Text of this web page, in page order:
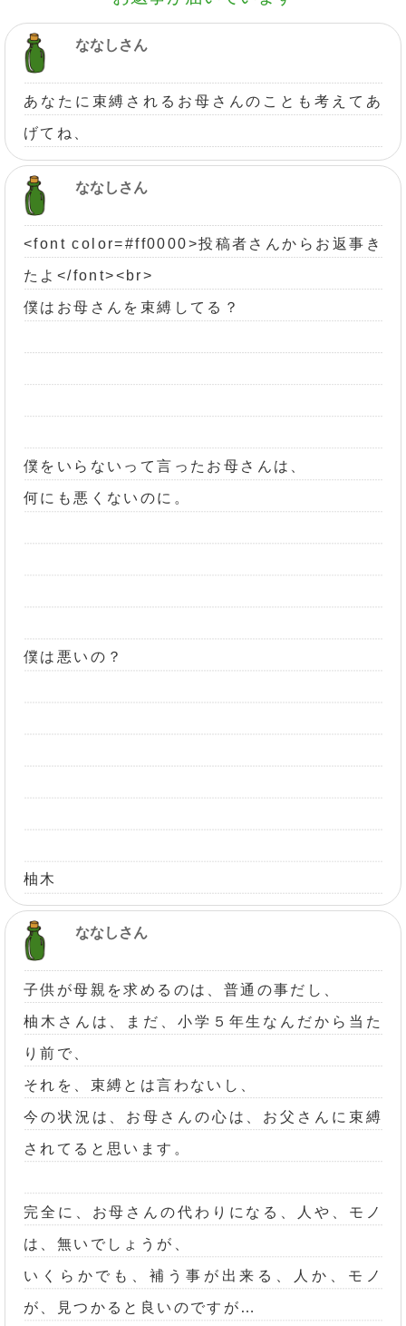
ななしさん
あなたに束縛されるお母さんのことも考えてあ
げてね、
ななしさん
<font color=#ff0000>投稿者さんからお返事き
たよ</font><br>
僕はお母さんを束縛してる？
僕をいらないって言ったお母さんは、
何にも悪くないのに。
僕は悪いの？
柚木
ななしさん
子供が母親を求めるのは、普通の事だし、
柚木さんは、まだ、小学５年生なんだから当た
り前で、
それを、束縛とは言わないし、
今の状況は、お母さんの心は、お父さんに束縛
されてると思います。
完全に、お母さんの代わりになる、人や、モノ
は、無いでしょうが、
いくらかでも、補う事が出来る、人か、モノ
が、見つかると良いのですが…